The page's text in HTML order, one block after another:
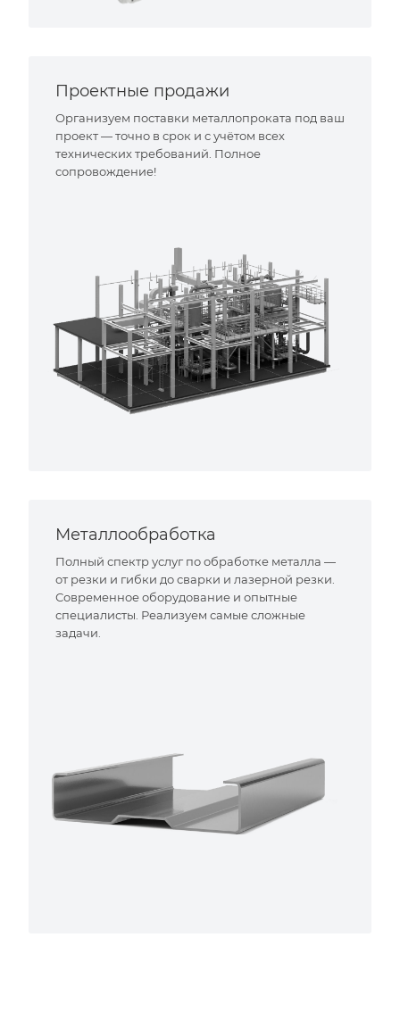
Проектные продажи
Организуем поставки металлопроката под ваш
проект — точно в срок и с учётом всех
технических требований. Полное
сопровождение!
Металлообработка
Полный спектр услуг по обработке металла —
от резки и гибки до сварки и лазерной резки.
Современное оборудование и опытные
специалисты. Реализуем самые сложные
задачи.